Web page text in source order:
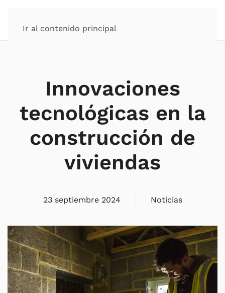
Ir al contenido principal
Innovaciones
tecnológicas en la
construcción de
viviendas
23 septiembre 2024 Noticias